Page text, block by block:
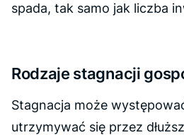
spada, tak samo jak liczba
Rodzaje stagnacji
Stagnacja może
utrzymywać się przez